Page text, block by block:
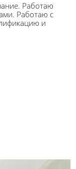
Работаю
Работаю с
и